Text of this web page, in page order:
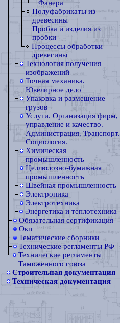
Фанера
Полуфабрикаты из
древесины
Пробка и изделия из
пробки
Процессы обработки
древесины
Технология получения
изображений
Точная механика.
Ювелирное дело
Упаковка и размещение
грузов
Услуги. Организация фирм,
управление и качество.
Администрация. Транспорт.
Социология.
Химическая
промышленность
Целлюлозно-бумажная
промышленность
Швейная промышленность
Электроника
Электротехника
Энергетика и теплотехника
Обязательная сертификация
Окп
Тематические сборники
Технические регламенты РФ
Технические регламенты
Таможенного союза
Строительная документация
Техническая документация